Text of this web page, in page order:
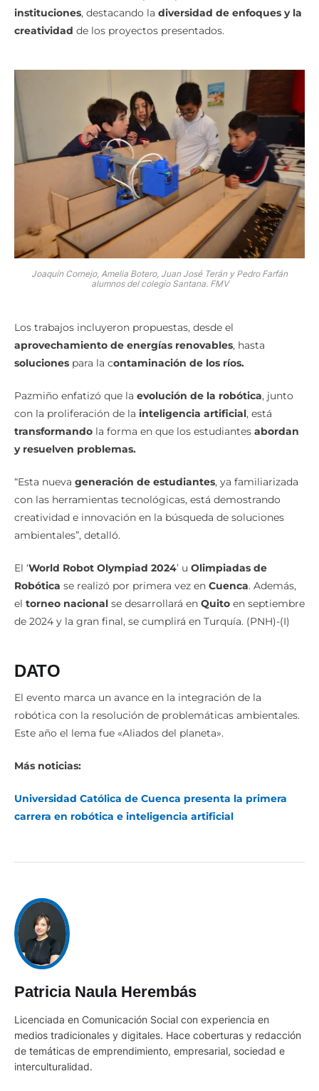
instituciones, destacando la diversidad de enfoques y la
creatividad de los proyectos presentados.
Joaquín Cornejo, Amelia Botero, Juan José Terán y Pedro Farfán
alumnos del colegio Santana. FMV
Los trabajos incluyeron propuestas, desde el
aprovechamiento de energías renovables, hasta
soluciones para la contaminación de los ríos.
Pazmiño enfatizó que la evolución de la robótica, junto
con la proliferación de la inteligencia artificial, está
transformando la forma en que los estudiantes abordan
y resuelven problemas.
“Esta nueva generación de estudiantes, ya familiarizada
con las herramientas tecnológicas, está demostrando
creatividad e innovación en la búsqueda de soluciones
ambientales”, detalló.
El ‘World Robot Olympiad 2024’ u Olimpiadas de
Robótica se realizó por primera vez en Cuenca. Además,
el torneo nacional se desarrollará en Quito en septiembre
de 2024 y la gran final, se cumplirá en Turquía. (PNH)-(I)
DATO
El evento marca un avance en la integración de la
robótica con la resolución de problemáticas ambientales.
Este año el lema fue «Aliados del planeta».
Más noticias:
Universidad Católica de Cuenca presenta la primera
carrera en robótica e inteligencia artificial
Patricia Naula Herembás
Licenciada en Comunicación Social con experiencia en
medios tradicionales y digitales. Hace coberturas y redacción
de temáticas de emprendimiento, empresarial, sociedad e
interculturalidad.